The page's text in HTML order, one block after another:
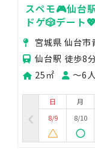
スペモ🎮️仙台
ドゲ🎲デート
801_GAME仙台
宮城県 仙台市
仙台駅 徒歩8
25㎡
〜6人
日
8/9
月
8/10